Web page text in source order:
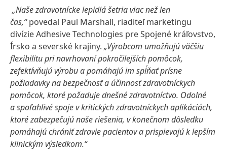
„Naše zdravotnícke lepidlá šetria viac než len
čas,“povedal Paul Marshall, riaditeľ marketingu
divízie Adhesive Technologies pre Spojené kráľovstvo,
Írsko a severské krajiny. „Výrobcom umožňujú väčšiu
flexibilitu pri navrhovaní pokročilejších pomôcok,
zefektívňujú výrobu a pomáhajú im spĺňať prísne
požiadavky na bezpečnosť a účinnosť zdravotníckych
pomôcok, ktoré požaduje dnešné zdravotníctvo. Odolné
a spoľahlivé spoje v kritických zdravotníckych aplikáciách,
ktoré zabezpečujú naše riešenia, v konečnom dôsledku
pomáhajú chrániť zdravie pacientov a prispievajú k lepším
klinickým výsledkom.“